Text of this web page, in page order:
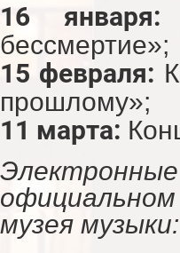
16 января:
бессмертие»;
15 февраля:
прошлому»;
11 марта:
музея музыки: